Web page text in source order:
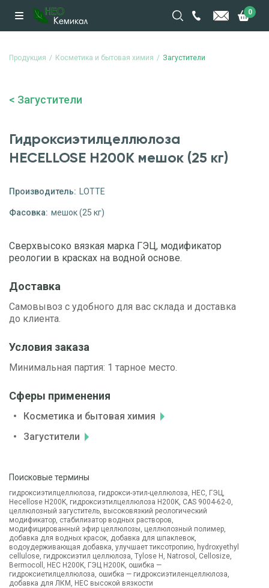
0
Продукция Косметика и бытовая химия Загустители
Загустители
Гидроксиэтилцеллюлоза
HECELLOSE H200К мешок (25 кг)
Производитель: LOTTE
Фасовка: мешок (25 кг)
Сверхвысоко вязкая марка ГЭЦ, модификатор
реологии в красках на водной основе.
Доставка
Самовывоз с удобного для вас склада и доставка
до клиента.
Условия заказа
Минимальная партия: 1 тарное место.
Сферы применения
Косметика и бытовая химия
Загустители
Поисковые термины
гидроксиэтилцеллюлоза, гидрокси-этил-целлюлоза, HEC, ГЭЦ,
Hecellose H200K, гидроксиэтилцеллюлоза H200K, CAS 9004-62-0,
целлюлозный загуститель, высоковязкий реологический
модификатор, стабилизатор водных растворов,
модифицированный эфир целлюлозы, целлюлозный полимер,
добавка для водных красок, добавка для шпаклевок,
водоудерживающая добавка, улучшает тиксотропию, hydroxyethyl
cellulose, гидроксиэтил целлюлоза, Tylose H, Natrosol, Cellosize,
Bermocoll, HEC H200K, ГЭЦ H200K, ошибка —
гидроксиетилцеллюлоза, ошибка — гидроксиэтиленцеллюлоза,
добавка для ЛКМ, HEC высокой вязкости